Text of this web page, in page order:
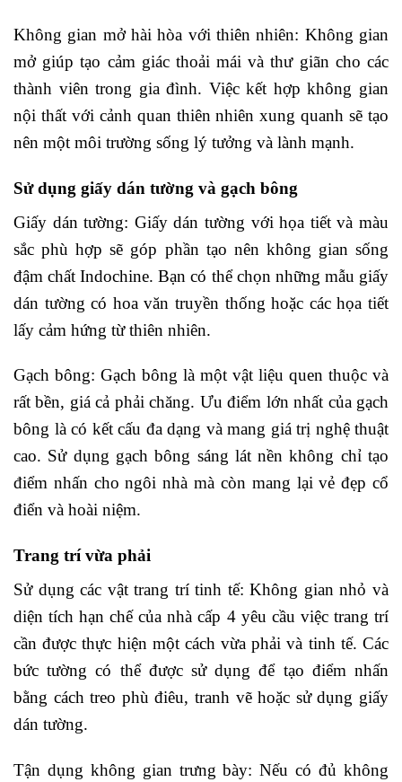
Không gian mở hài hòa với thiên nhiên: Không gian
mở giúp tạo cảm giác thoải mái và thư giãn cho các
thành viên trong gia đình. Việc kết hợp không gian
nội thất với cảnh quan thiên nhiên xung quanh sẽ tạo
nên một môi trường sống lý tưởng và lành mạnh.
Sử dụng giấy dán tường và gạch bông
Giấy dán tường: Giấy dán tường với họa tiết và màu
sắc phù hợp sẽ góp phần tạo nên không gian sống
đậm chất Indochine. Bạn có thể chọn những mẫu giấy
dán tường có hoa văn truyền thống hoặc các họa tiết
lấy cảm hứng từ thiên nhiên.
Gạch bông: Gạch bông là một vật liệu quen thuộc và
rất bền, giá cả phải chăng. Ưu điểm lớn nhất của gạch
bông là có kết cấu đa dạng và mang giá trị nghệ thuật
cao. Sử dụng gạch bông sáng lát nền không chỉ tạo
điểm nhấn cho ngôi nhà mà còn mang lại vẻ đẹp cổ
điển và hoài niệm.
Trang trí vừa phải
Sử dụng các vật trang trí tinh tế: Không gian nhỏ và
diện tích hạn chế của nhà cấp 4 yêu cầu việc trang trí
cần được thực hiện một cách vừa phải và tinh tế. Các
bức tường có thể được sử dụng để tạo điểm nhấn
bằng cách treo phù điêu, tranh vẽ hoặc sử dụng giấy
dán tường.
Tận dụng không gian trưng bày: Nếu có đủ không